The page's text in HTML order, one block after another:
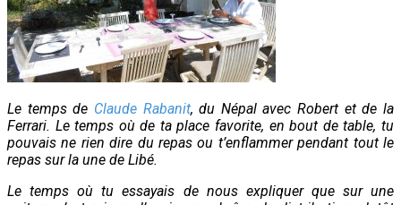
Le temps de Claude Rabanit, du Népal avec Robert et de la
Ferrari. Le temps où de ta place favorite, en bout de table, tu
pouvais ne rien dire du repas ou t’enflammer pendant tout le
repas sur la une de Libé.
Le temps où tu essayais de nous expliquer que sur une